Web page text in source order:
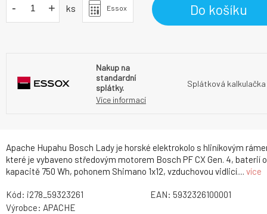
Apache Hupahu Bosch Lady je horské elektrokolo s hliníkovým
které je vybaveno středovým motorem Bosch PF CX Gen. 4, baterií o
kapacitě 750 Wh, pohonem Shimano 1x12, vzduchovou vidlicí.... více
- + ks Essox Do košíku
Nakup na
standardní
splátky.
Více informací
Splátková kalkulačka
Kód: i278_59323261 EAN: 5932326100001
Výrobce: APACHE